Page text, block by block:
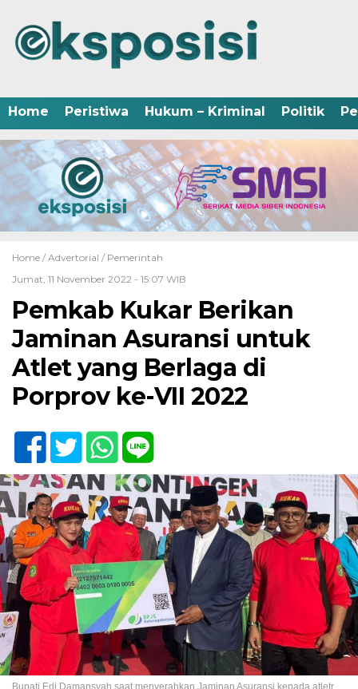
Home Peristiwa Hukum – Kriminal Politik
Home / Advertorial / Pemerintah
Jumat, 11 November 2022 - 15:07 WIB
Pemkab Kukar Berikan
Jaminan Asuransi untuk
Atlet yang Berlaga di
Porprov ke-VII 2022